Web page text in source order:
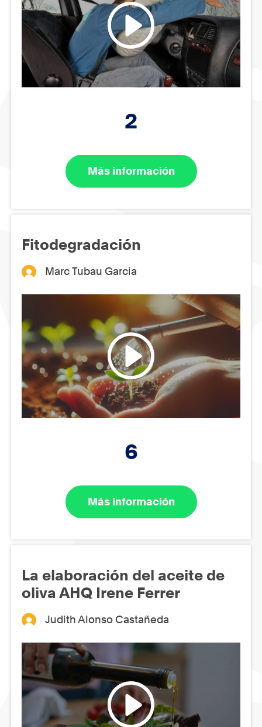
2
Más información
Fitodegradación
Marc Tubau Garcia
6
Más información
La elaboración del aceite de
oliva AHQ Irene Ferrer
Judith Alonso Castañeda